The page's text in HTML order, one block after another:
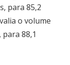
para 85,2
o volume
88,1